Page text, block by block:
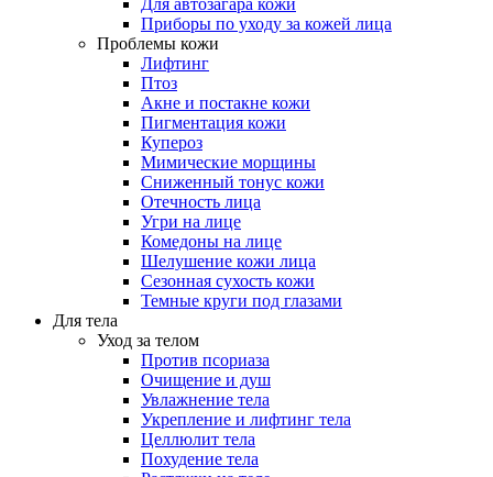
Для автозагара кожи
Приборы по уходу за кожей лица
Проблемы кожи
Лифтинг
Птоз
Акне и постакне кожи
Пигментация кожи
Купероз
Мимические морщины
Сниженный тонус кожи
Отечность лица
Угри на лице
Комедоны на лице
Шелушение кожи лица
Сезонная сухость кожи
Темные круги под глазами
Для тела
Уход за телом
Против псориаза
Очищение и душ
Увлажнение тела
Укрепление и лифтинг тела
Целлюлит тела
Похудение тела